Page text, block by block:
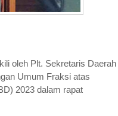
oleh Plt. Sekretaris Daerah
Umum Fraksi atas
2023 dalam rapat